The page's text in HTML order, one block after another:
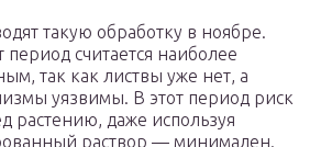
такую обработку в ноябре.
период считается наиболее
так как листвы уже нет, а
уязвимы. В этот период риск
растению, даже используя
раствор — минимален.